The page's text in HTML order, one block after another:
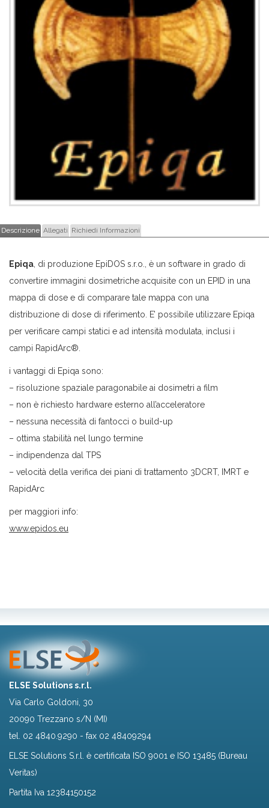
Descrizione Allegati Richiedi Informazioni
Epiqa, di produzione EpiDOS s.r.o., è un software in grado di
convertire immagini dosimetriche acquisite con un EPID in una
mappa di dose e di comparare tale mappa con una
distribuzione di dose di riferimento. E’ possibile utilizzare Epiqa
per verificare campi statici e ad intensità modulata, inclusi i
campi RapidArc®.
i vantaggi di Epiqa sono:
– risoluzione spaziale paragonabile ai dosimetri a film
– non è richiesto hardware esterno all’acceleratore
– nessuna necessità di fantocci o build-up
– ottima stabilità nel lungo termine
– indipendenza dal TPS
– velocità della verifica dei piani di trattamento 3DCRT, IMRT e
RapidArc
per maggiori info:
www.epidos.eu
ELSE Solutions s.r.l.
Via Carlo Goldoni, 30
20090 Trezzano s/N (MI)
tel. 02 4840.9290 - fax 02 48409294
ELSE Solutions S.r.l. è certificata ISO 9001 e ISO 13485 (Bureau
Veritas)
Partita Iva 12384150152